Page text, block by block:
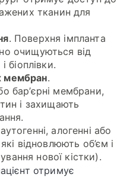
тканин для
. Поверхня імпланта
очищуються від
біоплівки.
мембран.
бар’єрні мембрани,
і захищають
алогенні або
відновлюють об’єм і
нової кістки).
отримує